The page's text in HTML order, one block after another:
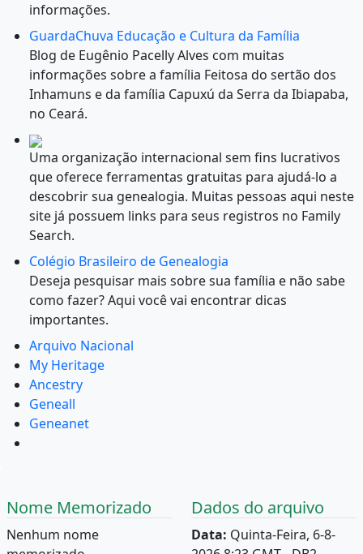
informações.
GuardaChuva Educação e Cultura da Família
Blog de Eugênio Pacelly Alves com muitas
informações sobre a família Feitosa do sertão dos
Inhamuns e da família Capuxú da Serra da Ibiapaba,
no Ceará.
Uma organização internacional sem fins lucrativos
que oferece ferramentas gratuitas para ajudá-lo a
descobrir sua genealogia. Muitas pessoas aqui neste
site já possuem links para seus registros no Family
Search.
Colégio Brasileiro de Genealogia
Deseja pesquisar mais sobre sua família e não sabe
como fazer? Aqui você vai encontrar dicas
importantes.
Arquivo Nacional
My Heritage
Ancestry
Geneall
Geneanet
Nome Memorizado
Nenhum nome
Dados do arquivo
Data: Quinta-Feira, 6-8-